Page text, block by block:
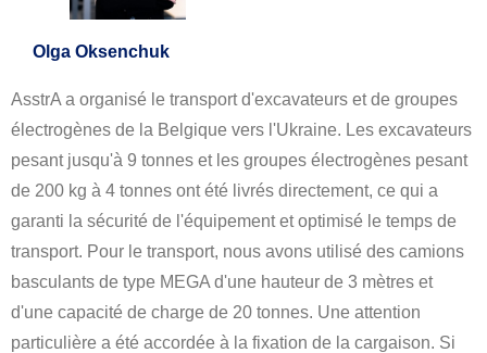
Olga Oksenchuk
AsstrA a organisé le transport d'excavateurs et de groupes
électrogènes de la Belgique vers l'Ukraine. Les excavateurs
pesant jusqu'à 9 tonnes et les groupes électrogènes pesant
de 200 kg à 4 tonnes ont été livrés directement, ce qui a
garanti la sécurité de l'équipement et optimisé le temps de
transport. Pour le transport, nous avons utilisé des camions
basculants de type MEGA d'une hauteur de 3 mètres et
d'une capacité de charge de 20 tonnes. Une attention
particulière a été accordée à la fixation de la cargaison. Si